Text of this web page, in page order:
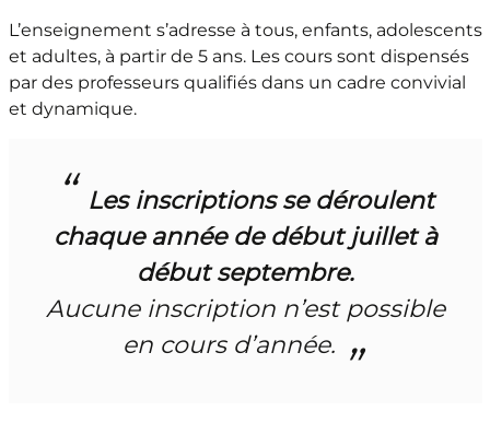
L’enseignement s’adresse à tous, enfants, adolescents
et adultes, à partir de 5 ans. Les cours sont dispensés
par des professeurs qualifiés dans un cadre convivial
et dynamique.
Les inscriptions se déroulent
chaque année de début juillet à
début septembre.
Aucune inscription n’est possible
en cours d’année.